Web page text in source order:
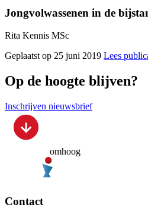
Jongvolwassenen in de
Rita Kennis MSc
Geplaatst op 25 juni 2019 Lees
Op de hoogte blijven?
Inschrijven nieuwsbrief
omhoog
Contact